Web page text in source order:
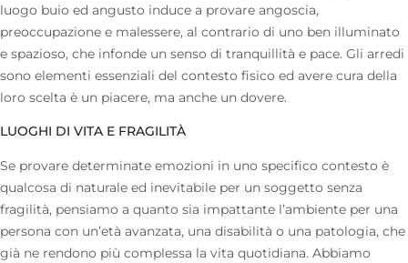
luogo buio ed angusto induce a provare angoscia,
preoccupazione e malessere, al contrario di uno ben illuminato
e spazioso, che infonde un senso di tranquillità e pace. Gli arredi
sono elementi essenziali del contesto fisico ed avere cura della
loro scelta è un piacere, ma anche un dovere.
LUOGHI DI VITA E FRAGILITÀ
Se provare determinate emozioni in uno specifico contesto è
qualcosa di naturale ed inevitabile per un soggetto senza
fragilità, pensiamo a quanto sia impattante l’ambiente per una
persona con un’età avanzata, una disabilità o una patologia, che
già ne rendono più complessa la vita quotidiana. Abbiamo